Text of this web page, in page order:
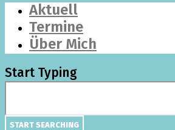
Aktuell
Termine
Über Mich
Start Typing